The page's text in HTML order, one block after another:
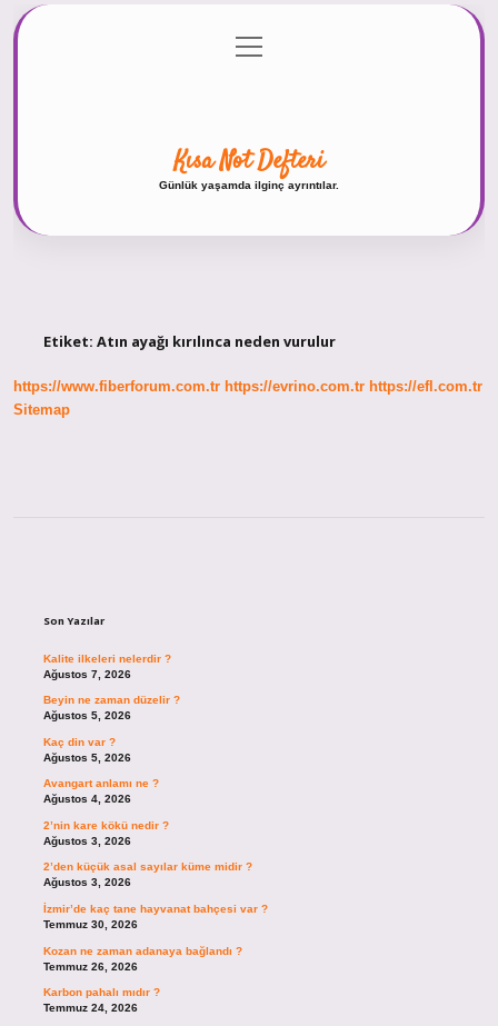
Gizlilik Politikası
menüyü
aç
Kısa Not Defteri
Günlük yaşamda ilginç ayrıntılar.
Etiket: Atın ayağı kırılınca neden vurulur
https://www.fiberforum.com.tr https://evrino.com.tr https://efl.com.tr
Sitemap
Son Yazılar
Kalite ilkeleri nelerdir ?
Ağustos 7, 2026
Beyin ne zaman düzelir ?
Ağustos 5, 2026
Kaç din var ?
Ağustos 5, 2026
Avangart anlamı ne ?
Ağustos 4, 2026
2’nin kare kökü nedir ?
Ağustos 3, 2026
2’den küçük asal sayılar küme midir ?
Ağustos 3, 2026
İzmir’de kaç tane hayvanat bahçesi var ?
Temmuz 30, 2026
Kozan ne zaman adanaya bağlandı ?
Temmuz 26, 2026
Karbon pahalı mıdır ?
Temmuz 24, 2026